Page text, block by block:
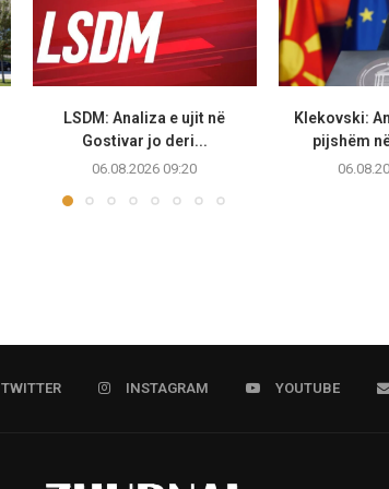
LSDM: Analiza e ujit në
Gostivar jo deri...
06.08.2026 09:20
Klekovski:
pijshëm
TWITTER INSTAGRAM YOUTUBE